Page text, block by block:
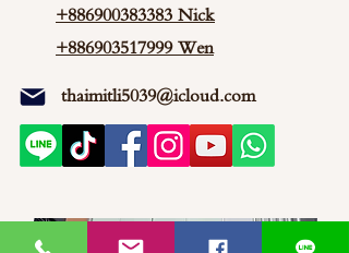
+886900383383 Nick
+886903517999 Wen
thaimitli5039@icloud.com